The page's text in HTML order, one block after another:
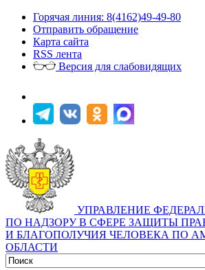
Горячая линия: 8(4162)49-49-80
Отправить обращение
Карта сайта
RSS лента
Версия для слабовидящих
УПРАВЛЕНИЕ
ПО НАДЗОРУ В СФЕРЕ ЗАЩИТЫ
И БЛАГОПОЛУЧИЯ ЧЕЛОВЕКА ПО
ОБЛАСТИ